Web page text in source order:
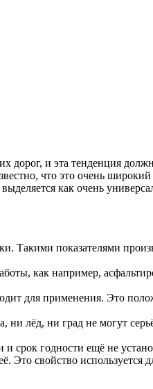
дорог, и эта тенденция
что это очень
как очень
Такими показателями
как например,
для применения. Это
лёд, ни град не могут
срок годности ещё не
Это свойство используется